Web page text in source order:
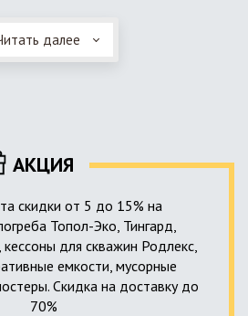
недорогие, легко
таком случае – это
насосной станции.
или станции ГБО.
далее
АКЦИЯ
скидки от 5 до 15% на
Топол-Эко, Тингард,
кессоны для скважин Родлекс,
емкости, мусорные
Скидка на доставку до
70%